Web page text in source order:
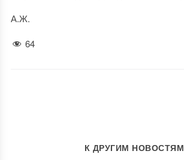
А.Ж.
64
К ДРУГИМ НОВОСТЯМ